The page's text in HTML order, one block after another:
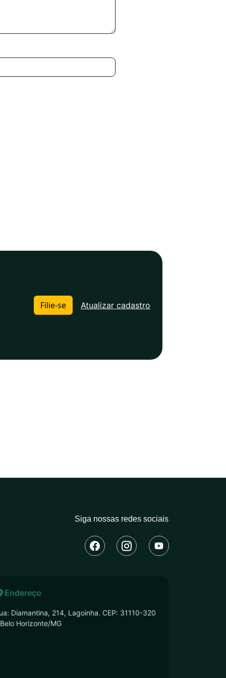
Filie-se Atualizar cadastro
Siga nossas redes sociais
Endereço
Diamantina, 214, Lagoinha. CEP: 31110-320
Horizonte/MG